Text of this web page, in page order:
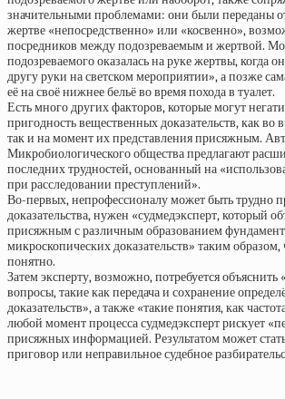
значительными проблемами: они были переданы
жертве «непосредственно» или «косвенно»,
посредников между подозреваемым и жертвой.
подозреваемого оказалась на руке жертвы, когда
другу руки на светском мероприятии», а позже
её на своё нижнее бельё во время похода в туалет.
Есть много других факторов, которые могут
пригодность вещественных доказательств, как во
так и на момент их представления присяжным.
Микробиологического общества предлагают
последних трудностей, основанный на
при расследовании преступлений».
Во-первых, непрофессионалу может быть трудно
доказательства, нужен «судмедэксперт, который
присяжным с различным образованием
микроскопических доказательств» таким
понятно.
Затем эксперту, возможно, потребуется объяснить
вопросы, такие как передача и сохранение
доказательств», а также «такие понятия, как
любой момент процесса судмедэксперт рискует
присяжных информацией. Результатом может
приговор или неправильное судебное